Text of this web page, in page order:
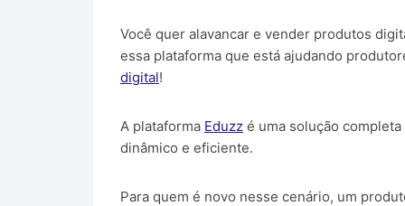
e
b
o
o
k
t
e
e
s
t
t
s
p
p
y
L
n
k
e
g
a
s
e
g
r
d
i
r
e
Você quer alavancar e vender produtos
essa plataforma que está ajudando
digital!
A plataforma Eduzz é uma solução
dinâmico e eficiente.
Para quem é novo nesse cenário, um